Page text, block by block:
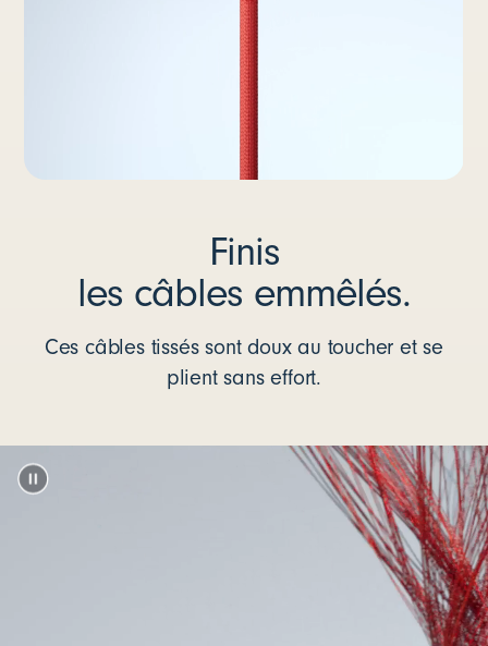
Finis
les câbles emmêlés.
Ces câbles tissés sont doux au toucher et se
plient sans effort.